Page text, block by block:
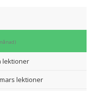
lektioner
lektioner